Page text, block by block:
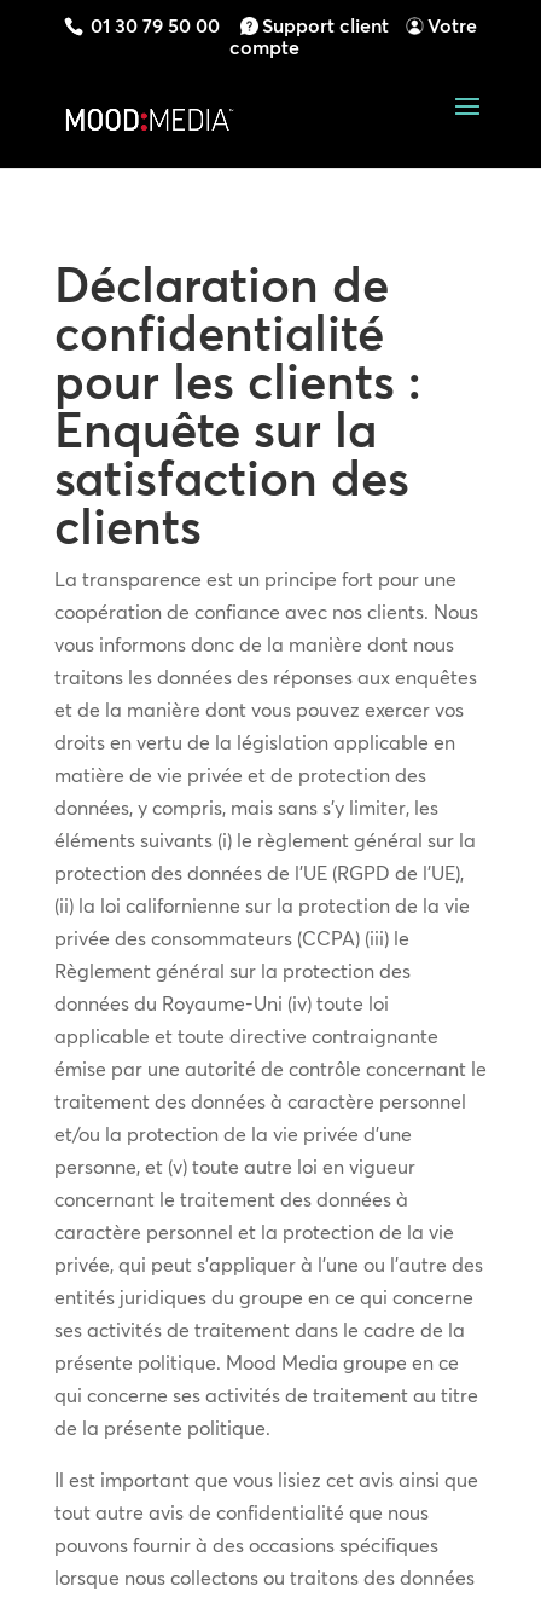
01 30 79 50 00 Support client
Votre
compte
Déclaration de
confidentialité
pour les clients :
Enquête sur la
satisfaction des
clients
La transparence est un principe fort pour une
coopération de confiance avec nos clients. Nous
vous informons donc de la manière dont nous
traitons les données des réponses aux enquêtes
et de la manière dont vous pouvez exercer vos
droits en vertu de la législation applicable en
matière de vie privée et de protection des
données, y compris, mais sans s’y limiter, les
éléments suivants (i) le règlement général sur la
protection des données de l’UE (RGPD de l’UE),
(ii) la loi californienne sur la protection de la vie
privée des consommateurs (CCPA) (iii) le
Règlement général sur la protection des
données du Royaume-Uni (iv) toute loi
applicable et toute directive contraignante
émise par une autorité de contrôle concernant le
traitement des données à caractère personnel
et/ou la protection de la vie privée d’une
personne, et (v) toute autre loi en vigueur
concernant le traitement des données à
caractère personnel et la protection de la vie
privée, qui peut s’appliquer à l’une ou l’autre des
entités juridiques du groupe en ce qui concerne
ses activités de traitement dans le cadre de la
présente politique. Mood Media groupe en ce
qui concerne ses activités de traitement au titre
de la présente politique.
Il est important que vous lisiez cet avis ainsi que
tout autre avis de confidentialité que nous
pouvons fournir à des occasions spécifiques
lorsque nous collectons ou traitons des données